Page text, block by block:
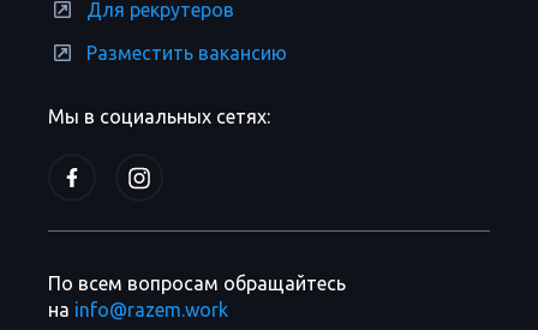
Мы в социальных сетях:
Для рекрутеров
Разместить вакансию
По всем вопросам обращайтесь
на info@razem.work